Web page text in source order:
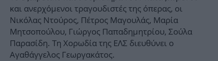
και ανερχόμενοι τραγουδιστές της όπερας, οι
Νικόλας Ντούρος, Πέτρος Μαγουλάς, Μαρία
Μητσοπούλου, Γιώργος Παπαδημητρίου, Σούλα
Παρασίδη. Τη Χορωδία της ΕΛΣ διευθύνει ο
Αγαθάγγελος Γεωργακάτος.